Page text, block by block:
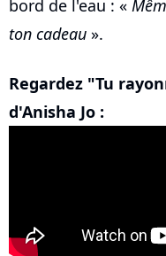
bord de l'eau : «
ton cadeau ».
Regardez "Tu
d'Anisha Jo :